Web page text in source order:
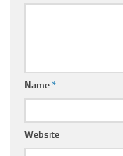
Name*
Website